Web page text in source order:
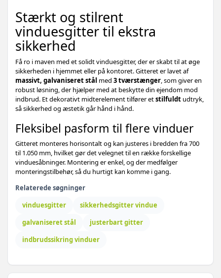
Stærkt og stilrent
vinduesgitter til ekstra
sikkerhed
Få ro i maven med et solidt vinduesgitter, der er skabt til at øge
sikkerheden i hjemmet eller på kontoret. Gitteret er lavet af
massivt, galvaniseret stål med 3 tværstænger, som giver en
robust løsning, der hjælper med at beskytte din ejendom mod
indbrud. Et dekorativt midterelement tilfører etstilfuldt udtryk,
så sikkerhed og æstetik går hånd i hånd.
Fleksibel pasform til flere vinduer
Gitteret monteres horisontalt og kan justeres i bredden fra 700
til 1.050 mm, hvilket gør det velegnet til en række forskellige
vinduesåbninger. Montering er enkel, og der medfølger
monteringstilbehør, så du hurtigt kan komme i gang.
Relaterede søgninger
vinduesgitter
sikkerhedsgitter vindue
galvaniseret stål
justerbart gitter
indbrudssikring vinduer
længde 930-1.740 mm, 2 tværstænger, 3 stk
Sikkerhedsrist til vinduer - justerbar 630-
1140 mm, 3 tværstænger, 3 stk
Sikkerhedsgitter til vinduer - 3 stk,
justerbar 430-740 mm, galvaniseret stål, 4
tværstænger
759,-
589,-
Sikkerhedsrist til vinduer med 3
tværstænger - 3 stk, justerbar 930-1740 mm
919,-
709,-
Sikkerhedsgitter til vinduer - galvaniseret
stål, justerbar længde, 4 tværstænger (3
stk)
979,-
739,-
Sikkerhedsgitter til vinduer - 4
tværstænger, justerbar længde, 3 stk
1.149,-
93-175 cm - 1 stk - 4 tværstænger